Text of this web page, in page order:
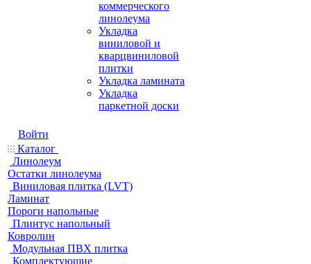
коммерческого
линолеума
Укладка
виниловой и
кварцвиниловой
плитки
Укладка ламината
Укладка
паркетной доски
Войти
Каталог
Линолеум
Остатки линолеума
Виниловая плитка (LVT)
Ламинат
Пороги напольные
Плинтус напольный
Ковролин
Модульная ПВХ плитка
Комплектующие